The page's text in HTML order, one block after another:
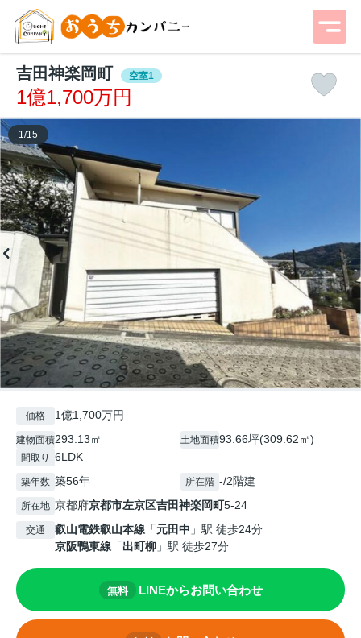
吉田神楽岡町 空室1
1億1,700万円
1 /15
価格 1億1,700万円
建物面積293.13㎡ 土地面積93.66坪(309.62㎡)
間取り 6LDK
築年数 築56年 所在階 -/2階建
所在地 京都府京都市左京区吉田神楽岡町5-24
交通 叡山電鉄叡山本線 「元田中 」駅 徒歩24分
京阪鴨東線 「出町柳 」駅 徒歩27分
無料 LINEからお問い合わせ